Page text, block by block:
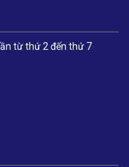
từ thứ 2 đến thứ 7